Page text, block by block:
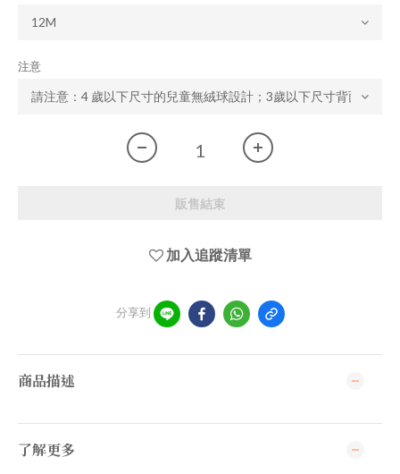
注意
販售結束
加入追蹤清單
分享到
商品描述
了解更多